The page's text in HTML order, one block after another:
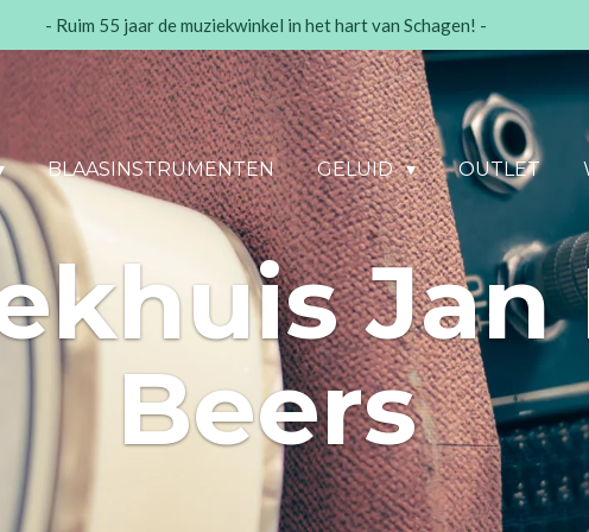
- Ruim 55 jaar de muziekwinkel in het hart van Schagen! -
BLAASINSTRUMENTEN GELUID OUTLET
Jan
Beers